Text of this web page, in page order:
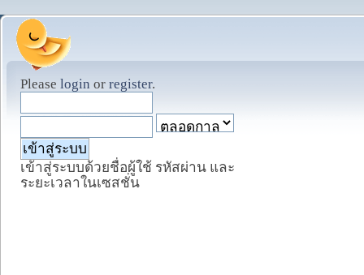
Please login or register.
เข้าสู่ระบบด้วยชื่อผู้ใช้ รหัสผ่าน และ
ระยะเวลาในเซสชั่น